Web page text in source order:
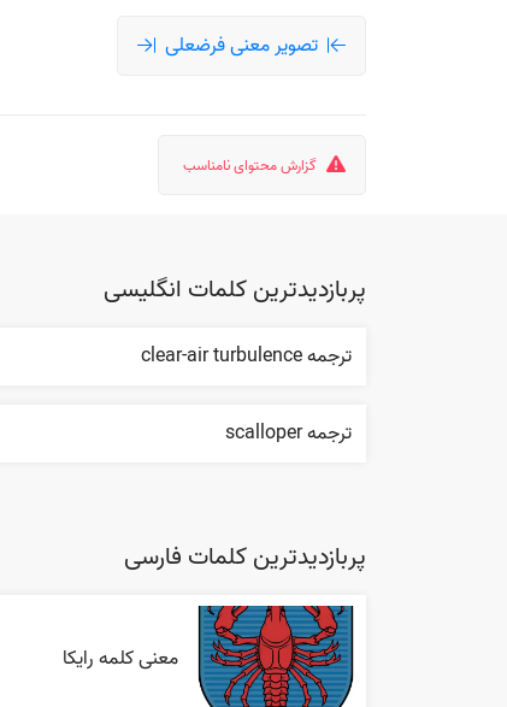
تصویر معنی فرضعلی
گزارش محتوای نامناسب
پربازدیدترین کلمات انگلیسی
ترجمه clear-air turbulence
ترجمه scalloper
پربازدیدترین کلمات فارسی
معنی کلمه رایکا